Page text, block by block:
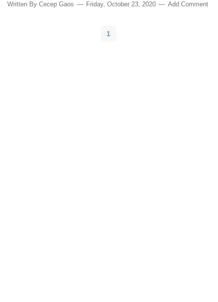
Written By Cecep Gaos Friday, October 23, 2020 Add Comment
1